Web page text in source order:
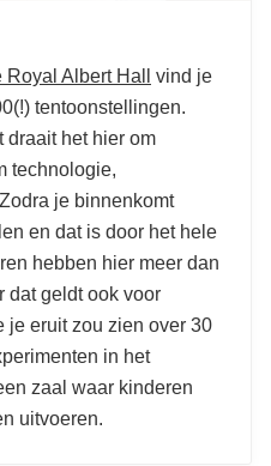
Royal Albert Hall
vind je
tentoonstellingen.
draait het hier om
technologie,
je binnenkomt
en dat is door het hele
hebben hier meer dan
dat geldt ook voor
je eruit zou zien over 30
in het
zaal waar kinderen
uitvoeren.